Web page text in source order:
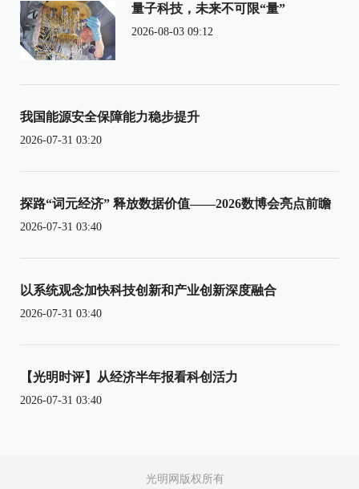
量子科技，未来不可限“量”
2026-08-03 09:12
我国能源安全保障能力稳步提升
2026-07-31 03:20
探路“词元经济” 释放数据价值——2026数博会亮点前瞻
2026-07-31 03:40
以系统观念加快科技创新和产业创新深度融合
2026-07-31 03:40
【光明时评】从经济半年报看科创活力
2026-07-31 03:40
光明网版权所有